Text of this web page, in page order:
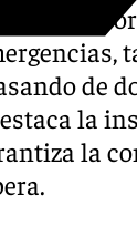
de
de
la
la